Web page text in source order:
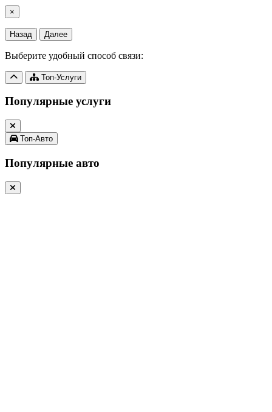
×
Назад Далее
Выберите удобный способ связи:
Топ-Услуги
Популярные услуги
Топ-Авто
Популярные авто